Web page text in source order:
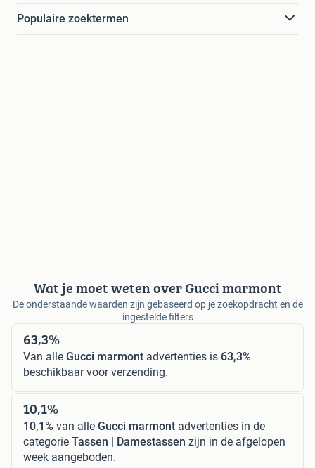
Populaire zoektermen
Wat je moet weten over Gucci marmont
De onderstaande waarden zijn gebaseerd op je zoekopdracht en de
ingestelde filters
63,3%
Van alle Gucci marmont advertenties is 63,3%
beschikbaar voor verzending.
10,1%
10,1% van alle Gucci marmont advertenties in de
categorie Tassen | Damestassen zijn in de afgelopen
week aangeboden.